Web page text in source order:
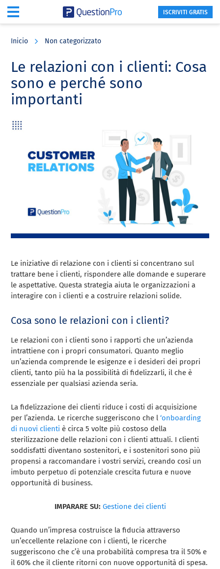
content
sidebar
ISCRIVITI GRATIS
Inicio Non categorizzato
Le relazioni con i clienti: Cosa
sono e perché sono
importanti
Le iniziative di relazione con i clienti si concentrano sul
trattare bene i clienti, rispondere alle domande e superare
le aspettative. Questa strategia aiuta le organizzazioni a
interagire con i clienti e a costruire relazioni solide.
Cosa sono le relazioni con i clienti?
Le relazioni con i clienti sono i rapporti che un’azienda
intrattiene con i propri consumatori. Quanto meglio
un’azienda comprende le esigenze e i desideri dei propri
clienti, tanto più ha la possibilità di fidelizzarli, il che è
essenziale per qualsiasi azienda seria.
La fidelizzazione dei clienti riduce i costi di acquisizione
per l’azienda. Le ricerche suggeriscono che l‘onboarding
di nuovi clienti è circa 5 volte più costoso della
sterilizzazione delle relazioni con i clienti attuali. I clienti
soddisfatti diventano sostenitori, e i sostenitori sono più
propensi a raccomandare i vostri servizi, creando così un
imbuto perpetuo di potenziale crescita futura e nuove
opportunità di business.
IMPARARE SU: Gestione dei clienti
Quando un’impresa costruisce la fiducia attraverso
un’eccellente relazione con i clienti, le ricerche
suggeriscono che c’è una probabilità compresa tra il 50% e
il 60% che il cliente ritorni con nuove opportunità di spesa.